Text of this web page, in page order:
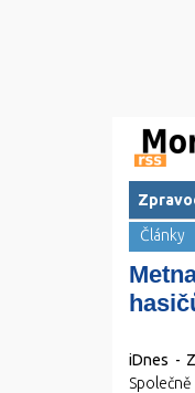
Články
iDnes -